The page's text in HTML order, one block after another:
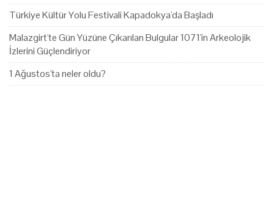
Türkiye Kültür Yolu Festivali Kapadokya'da Başladı
Malazgirt'te Gün Yüzüne Çıkarılan Bulgular 1071'in Arkeolojik
İzlerini Güçlendiriyor
1 Ağustos'ta neler oldu?